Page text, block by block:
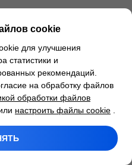
cookie
для улучшения
статистики и
рекомендаций.
на обработку файлов
обработки файлов
настроить файлы cookie